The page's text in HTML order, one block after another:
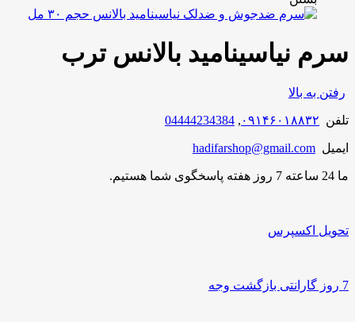
سرم نیاسینامید بالانس ترب
رفتن به بالا
تلفن ۰۹۱۴۶۰۱۸۸۳۲ ,
04444234384
ایمیل hadifarshop@gmail.com
ما 24 ساعته 7 روز هفته پاسخگوی شما هستیم.
تحویل اکسپرس
7 روز گارانتی بازگشت وجه